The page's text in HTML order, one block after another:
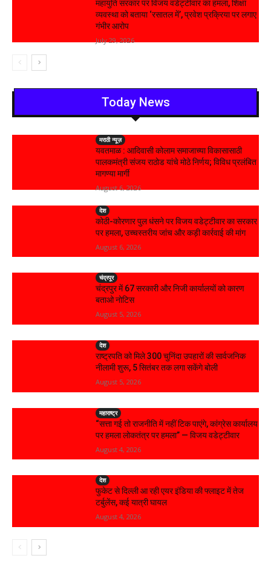
महायुति सरकार पर विजय वडेट्टीवार का हमला, शिक्षा
व्यवस्था को बताया ‘रसातल में’, प्रवेश प्रक्रिया पर लगाए
गंभीर आरोप
July 29, 2026
Today News
मराठी न्यूज़
यवतमाळ : आदिवासी कोलाम समाजाच्या विकासासाठी
पालकमंत्री संजय राठोड यांचे मोठे निर्णय; विविध प्रलंबित
मागण्या मार्गी
August 6, 2026
देश
कोठी-कोरणार पुल धंसने पर विजय वडेट्टीवार का सरकार
पर हमला, उच्चस्तरीय जांच और कड़ी कार्रवाई की मांग
August 6, 2026
चंद्रपूर
चंद्रपुर में 67 सरकारी और निजी कार्यालयों को कारण
बताओ नोटिस
August 5, 2026
देश
राष्ट्रपति को मिले 300 चुनिंदा उपहारों की सार्वजनिक
नीलामी शुरू, 5 सितंबर तक लगा सकेंगे बोली
August 5, 2026
महाराष्ट्र
“सत्ता गई तो राजनीति में नहीं टिक पाएंगे, कांग्रेस कार्यालय
पर हमला लोकतंत्र पर हमला” — विजय वडेट्टीवार
August 4, 2026
देश
फुकेट से दिल्ली आ रही एयर इंडिया की फ्लाइट में तेज
टर्बुलेंस, कई यात्री घायल
August 4, 2026